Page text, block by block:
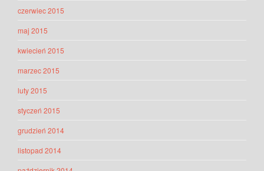
czerwiec 2015
maj 2015
kwiecień 2015
marzec 2015
luty 2015
styczeń 2015
grudzień 2014
listopad 2014